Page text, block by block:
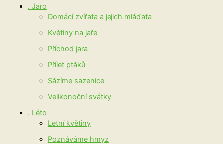
. Jaro
Domácí zvířata a jejich mláďata
Květiny na jaře
Příchod jara
Přílet ptáků
Sázíme sazenice
Velikonoční svátky
. Léto
Letní květiny
Poznáváme hmyz